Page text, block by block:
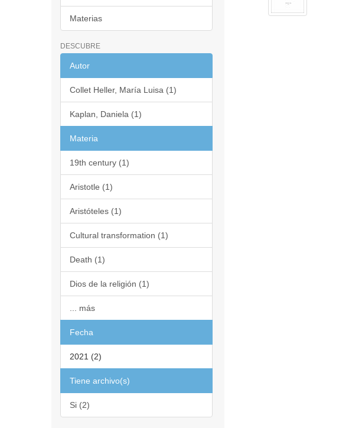
Materias
DESCUBRE
Autor
Collet Heller, María Luisa (1)
Kaplan, Daniela (1)
Materia
19th century (1)
Aristotle (1)
Aristóteles (1)
Cultural transformation (1)
Death (1)
Dios de la religión (1)
... más
Fecha
2021 (2)
Tiene archivo(s)
Si (2)